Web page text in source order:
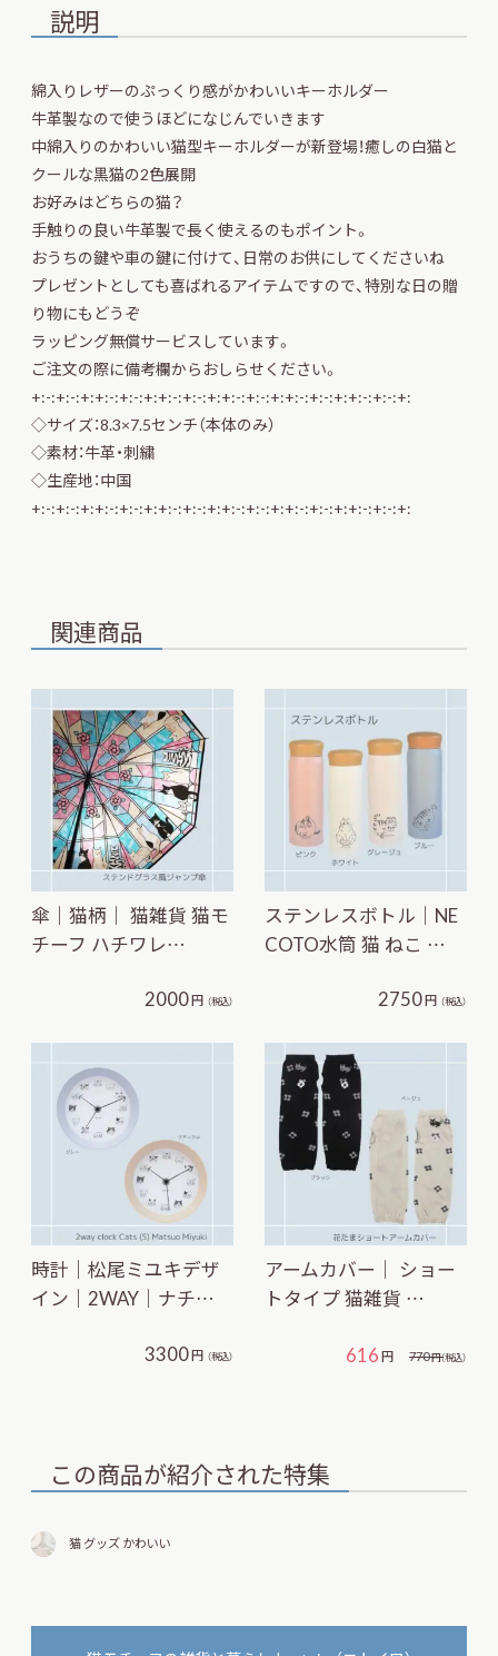
説明
綿入りレザーのぷっくり感がかわいいキーホルダー
牛革製なので使うほどになじんでいきます
中綿入りのかわいい猫型キーホルダーが新登場！癒しの白猫と
クールな黒猫の2色展開
お好みはどちらの猫？
手触りの良い牛革製で長く使えるのもポイント。
おうちの鍵や車の鍵に付けて、日常のお供にしてくださいね
プレゼントとしても喜ばれるアイテムですので、特別な日の贈
り物にもどうぞ
ラッピング無償サービスしています。
ご注文の際に備考欄からおしらせください。
+:-:+:-:+:+:-:+:-:+:+:-:+:-:+:+:-:+:-:+:+:-:+:-:+:+:-:+:-:+:
◇サイズ：8.3×7.5センチ（本体のみ）
◇素材：牛革・刺繍
◇生産地：中国
+:-:+:-:+:+:-:+:-:+:+:-:+:-:+:+:-:+:-:+:+:-:+:-:+:+:-:+:-:+:
関連商品
傘｜猫柄｜ 猫雑貨 猫モ
チーフ ハチワレ…
2000円 （税込）
ステンレスボトル｜NE
COTO水筒 猫 ねこ …
2750円 （税込）
時計｜松尾ミユキデザ
イン｜2WAY｜ナチ…
3300円 （税込）
アームカバー｜ ショー
トタイプ 猫雑貨 …
770円（税込）
616円
この商品が紹介された特集
猫 グッズ かわいい